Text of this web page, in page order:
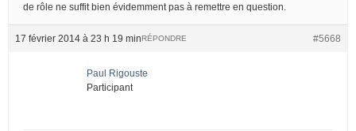
de rôle ne suffit bien évidemment pas à remettre en question.
17 février 2014 à 23 h 19 min #5668
RÉPONDRE
Paul Rigouste
Participant